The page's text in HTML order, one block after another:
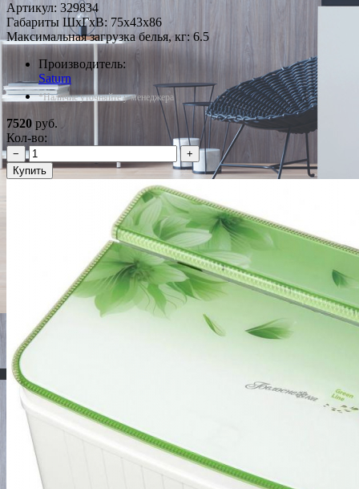
Артикул: 329834
Габариты ШxГxВ: 75x43x86
Максимальная загрузка белья, кг: 6.5
Производитель:
Saturn
*Наличие уточняйте у менеджера
7520 руб.
Кол-во:
−
+
Купить